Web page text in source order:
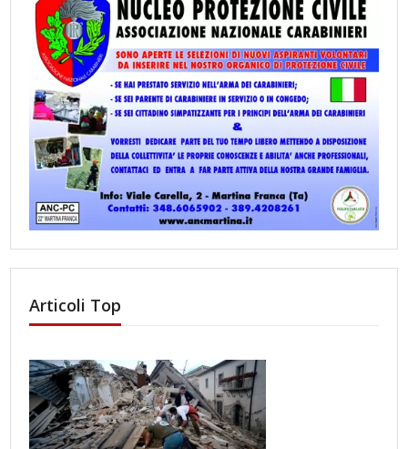
Articoli Top